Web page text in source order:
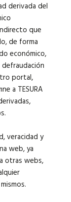
derivada del
que
de forma
económico,
portal,
a TESURA
veracidad y
web, ya
otras webs,